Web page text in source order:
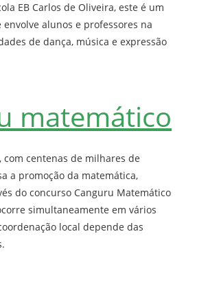
EB Carlos de Oliveira, este é um
envolve alunos e professores na
de dança, música e expressão
matemático
centenas de milhares de
a promoção da matemática,
do concurso Canguru Matemático
simultaneamente em vários
local depende das